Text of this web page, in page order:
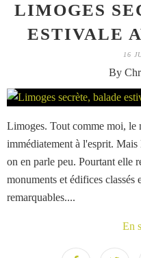
LIMOGES
ESTIVALE
16
By
Limoges. Tout comme moi,
immédiatement à l'esprit.
on en parle peu. Pourtant elle
monuments et édifices classés
remarquables....
En